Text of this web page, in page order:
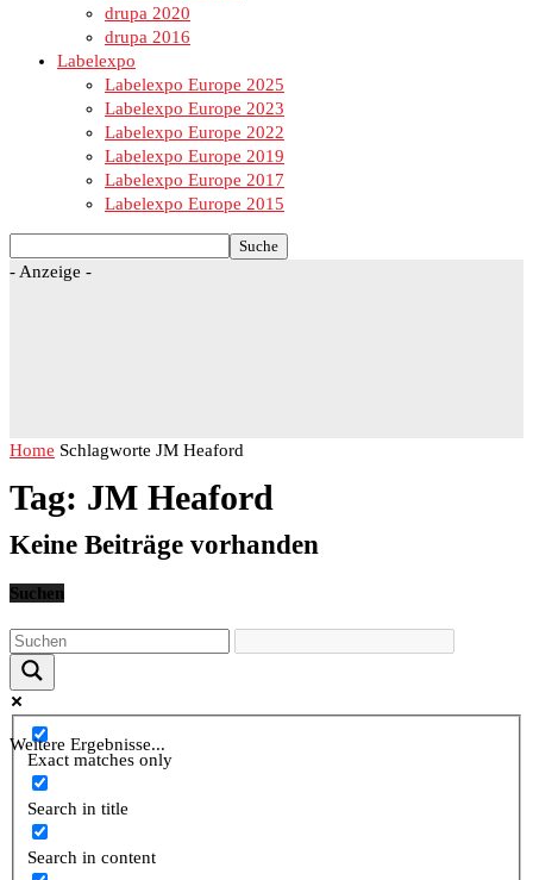
drupa 2020
drupa 2016
Labelexpo
Labelexpo Europe 2025
Labelexpo Europe 2023
Labelexpo Europe 2022
Labelexpo Europe 2019
Labelexpo Europe 2017
Labelexpo Europe 2015
- Anzeige -
Home Schlagworte JM Heaford
Tag: JM Heaford
Keine Beiträge vorhanden
Suchen
Weitere Ergebnisse...
Exact matches only
Search in title
Search in content